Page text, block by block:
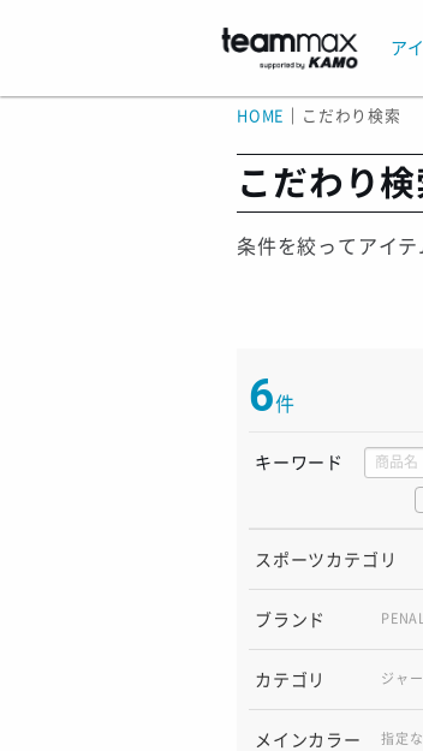
ア
HOME こだわり検索
こだわり検
条件を絞ってアイテ
6件
キーワード
スポーツカテゴリ
ブランド
カテゴリ
メインカラー